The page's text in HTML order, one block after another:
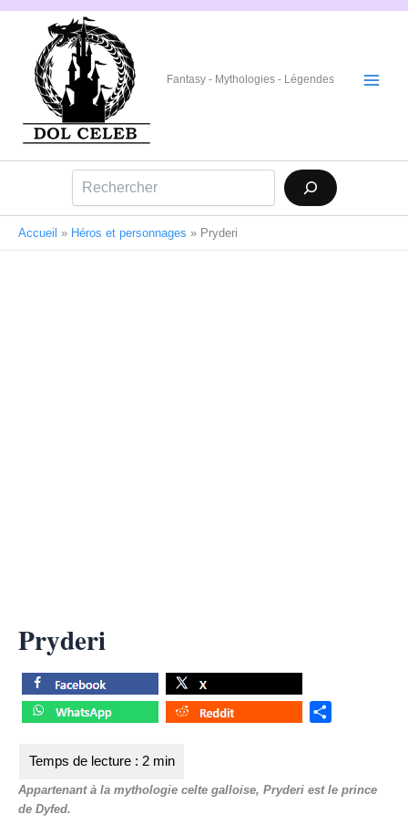
Aller
Fantasy - Mythologies - Légendes
Accueil » Héros et personnages » Pryderi
Pryderi
e
Appartenant à la mythologie celte galloise, Pryderi est le prince
de Dyfed.